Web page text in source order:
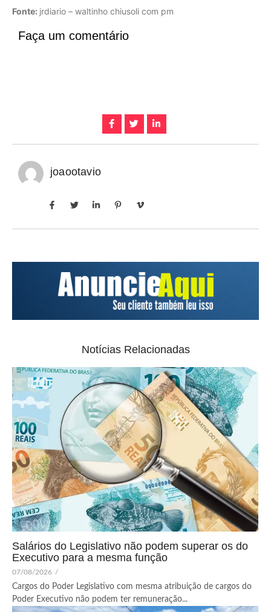
Fonte: jrdiario – waltinho chiusoli com pm
Faça um comentário
joaootavio
Notícias Relacionadas
Salários do Legislativo não podem superar os do
Executivo para a mesma função
07/08/2026 /
Cargos do Poder Legislativo com mesma atribuição de cargos do
Poder Executivo não podem ter remuneração...